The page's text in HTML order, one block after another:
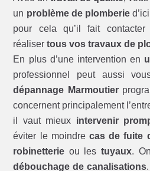
un problème de plomberie
pour cela qu’il fait
réalisertous vos travaux de
En plus d’une intervention en
professionnel peut aussi
dépannage Marmoutier
concernent principalement
il vaut mieux intervenir
éviter le moindrecas de fuite
robinetterie ou les tuyaux.
débouchage de canalisations